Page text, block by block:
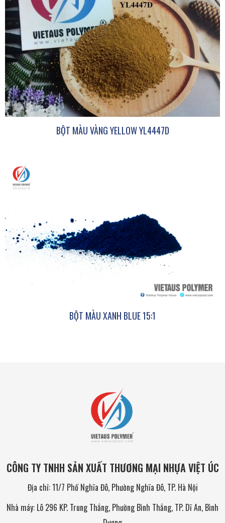
BỘT MÀU VÀNG YELLOW YL4447D
BỘT MÀU XANH BLUE 15:1
CÔNG TY TNHH SẢN XUẤT THƯƠNG MẠI NHỰA VIỆT ÚC
Địa chỉ: 11/7 Phố Nghĩa Đô, Phường Nghĩa Đô, TP. Hà Nội
Nhà máy: Lô 296 KP. Trung Thắng, Phường Bình Thắng, TP. Dĩ An, Bình